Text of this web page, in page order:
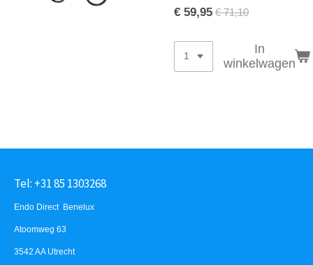
€ 59,95 € 71,10
In
winkelwagen
Tel: +31 85 1303268
Endo Direct Benelux
Atoomweg 63
3542 AA Utrecht